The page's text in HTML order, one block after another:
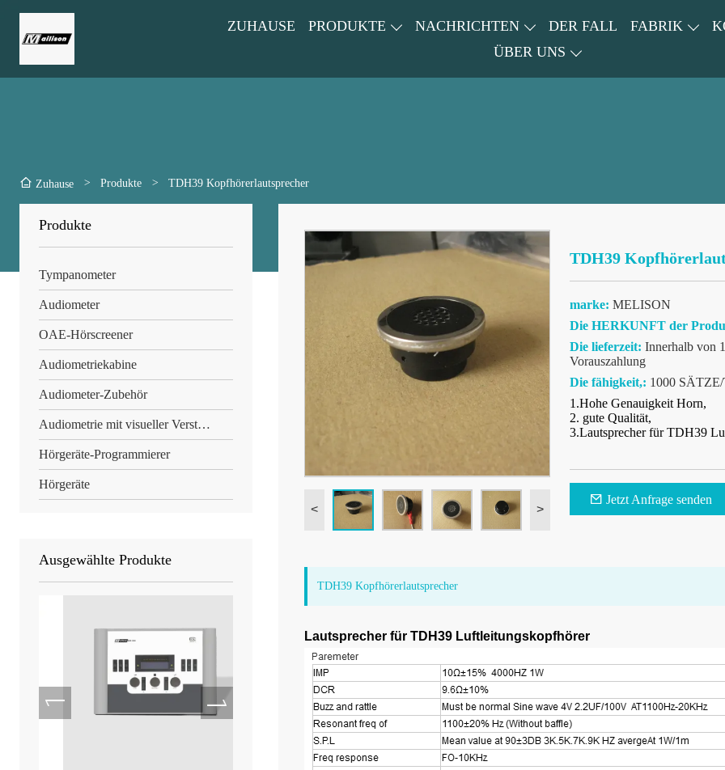
ZUHAUSE PRODUKTE NACHRICHTEN DER FALL FABRIK
ÜBER UNS
Zuhause > Produkte > TDH39 Kopfhörerlautsprecher
Produkte
Tympanometer
Audiometer
OAE-Hörscreener
Audiometriekabine
Audiometer-Zubehör
Audiometrie mit visueller Verstärkung
Hörgeräte-Programmierer
Hörgeräte
Ausgewählte Produkte
< >
TDH39
marke: MELISON
Die HERKUNFT der
Die lieferzeit: Innerhalb von
Vorauszahlung
Die fähigkeit,: 1000 SÄTZE/
1.Hohe Genauigkeit Horn,
2. gute Qualität,
3.Lautsprecher für TDH39
Jetzt Anfrage senden
TDH39 Kopfhörerlautsprecher
Lautsprecher für TDH39 Luftleitungskopfhörer